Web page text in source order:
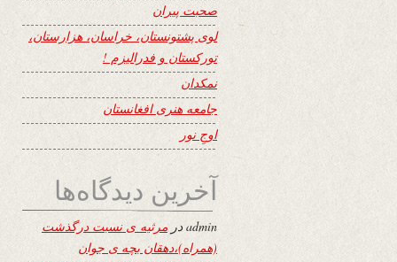
صحبت پیران
لوی پشتونستان، خراسان، هزارستان،
تورکستان و فدرالیزم !
نمکدان
جامعه هنری افغانستان
اوجِ نور
آخرین دیدگاه‌ها
adminدر مرثیه ی نسبت درگذشت
(همراه)،دهقان بچه ی جوان